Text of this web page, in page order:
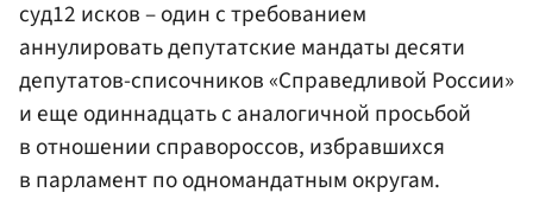
суд12 исков – один с требованием
аннулировать депутатские мандаты десяти
депутатов-списочников «Справедливой России»
и еще одиннадцать с аналогичной просьбой
в отношении справороссов, избравшихся
в парламент по одномандатным округам.